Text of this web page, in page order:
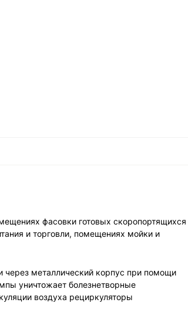
фасовки готовых скоропортящихся
и торговли, помещениях мойки и
через металлический корпус при помощи
уничтожает болезнетворные
воздуха рециркуляторы